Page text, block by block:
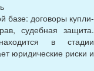
базе: договоры купли-
судебная защита.
в стадии
юридические риски и